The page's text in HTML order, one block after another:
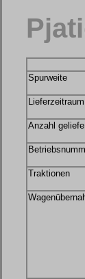
Spurweite
Lieferzeitraum
Anzahl
Traktionen